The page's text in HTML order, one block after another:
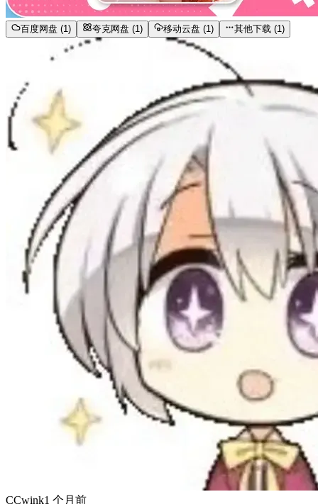
百度网盘 (1) 夸克网盘 (1) 移动云盘 (1) 其他下载 (1)
CCwink1 个月前